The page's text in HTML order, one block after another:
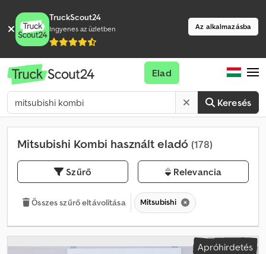
TruckScout24
Ingyenes az üzletben Az alkalmazásba
Keresés
Elad
Mitsubishi Kombi használt eladó (178)
Szűrő Relevancia
Összes szűrő eltávolítása Mitsubishi
Apróhirdetés